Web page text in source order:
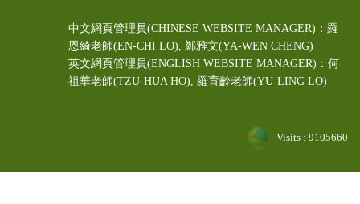
中文網頁管理員(CHINESE WEBSITE MANAGER)：羅
恩綺老師(EN-CHI LO) , 鄭雅文(YA-WEN CHENG)
英文網頁管理員(ENGLISH WEBSITE MANAGER)：何
祖華老師(TZU-HUA HO), 羅育齡老師(YU-LING LO)
Visits : 9105660